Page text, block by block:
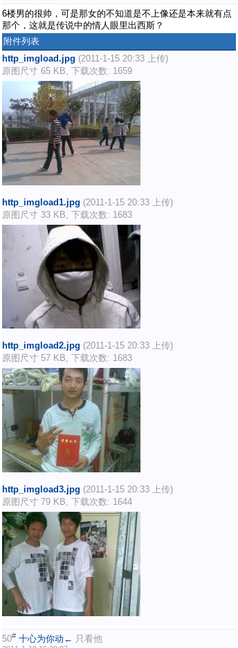
6楼男的很帅，可是那女的不知道是不上像还是本来就有点
那个，这就是传说中的情人眼里出西斯？
附件列表
http_imgload.jpg (2011-1-15 20:33 上传)
原图尺寸 65 KB, 下载次数: 1659
http_imgload1.jpg (2011-1-15 20:33 上传)
原图尺寸 33 KB, 下载次数: 1683
http_imgload2.jpg (2011-1-15 20:33 上传)
原图尺寸 57 KB, 下载次数: 1683
http_imgload3.jpg (2011-1-15 20:33 上传)
原图尺寸 79 KB, 下载次数: 1644
50# 十心为你动← 只看他